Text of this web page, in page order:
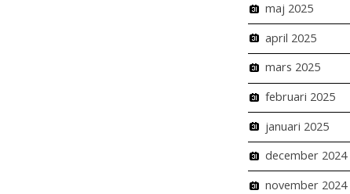
maj 2025
april 2025
mars 2025
februari 2025
januari 2025
december 2024
november 2024